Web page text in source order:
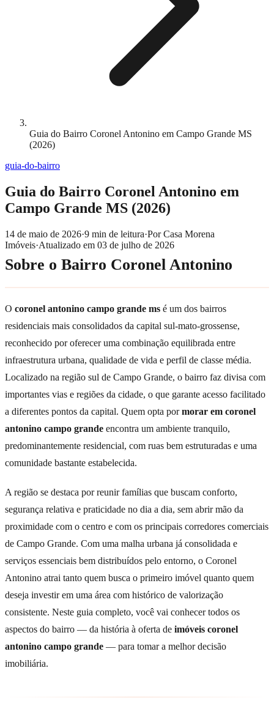
Guia do Bairro Coronel Antonino em Campo Grande MS
(2026)
guia-do-bairro
Guia do Bairro Coronel Antonino em
Campo Grande MS (2026)
14 de maio de 2026·9 min de leitura·PorCasa Morena
Imóveis·Atualizado em 03 de julho de 2026
Sobre o Bairro Coronel Antonino
O coronel antonino campo grande ms é um dos bairros
residenciais mais consolidados da capital sul-mato-grossense,
reconhecido por oferecer uma combinação equilibrada entre
infraestrutura urbana, qualidade de vida e perfil de classe média.
Localizado na região sul de Campo Grande, o bairro faz divisa com
importantes vias e regiões da cidade, o que garante acesso facilitado
a diferentes pontos da capital. Quem opta pormorar em coronel
antonino campo grande encontra um ambiente tranquilo,
predominantemente residencial, com ruas bem estruturadas e uma
comunidade bastante estabelecida.
A região se destaca por reunir famílias que buscam conforto,
segurança relativa e praticidade no dia a dia, sem abrir mão da
proximidade com o centro e com os principais corredores comerciais
de Campo Grande. Com uma malha urbana já consolidada e
serviços essenciais bem distribuídos pelo entorno, o Coronel
Antonino atrai tanto quem busca o primeiro imóvel quanto quem
deseja investir em uma área com histórico de valorização
consistente. Neste guia completo, você vai conhecer todos os
aspectos do bairro — da história à oferta de imóveis coronel
antonino campo grande — para tomar a melhor decisão
imobiliária.